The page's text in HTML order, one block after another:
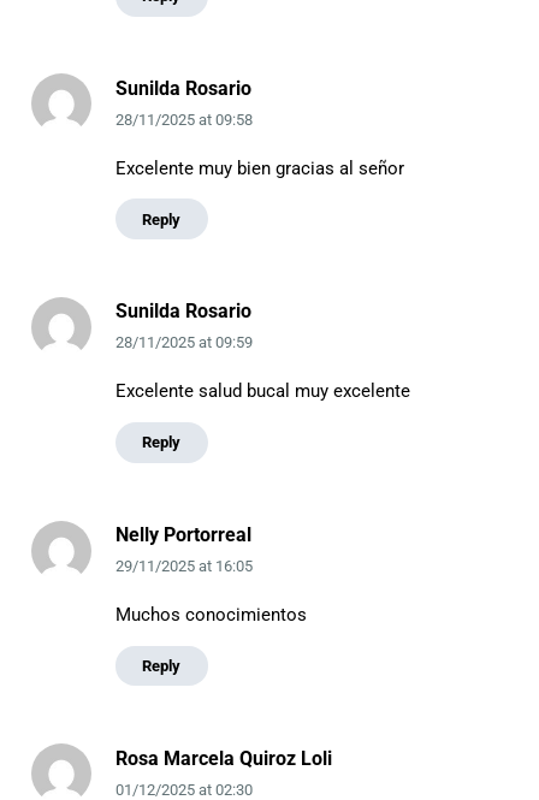
Sunilda Rosario
28/11/2025at 09:58
Excelente muy bien gracias al señor
Reply
Sunilda Rosario
28/11/2025at 09:59
Excelente salud bucal muy excelente
Reply
Nelly Portorreal
29/11/2025at 16:05
Muchos conocimientos
Reply
Rosa Marcela Quiroz Loli
01/12/2025at 02:30